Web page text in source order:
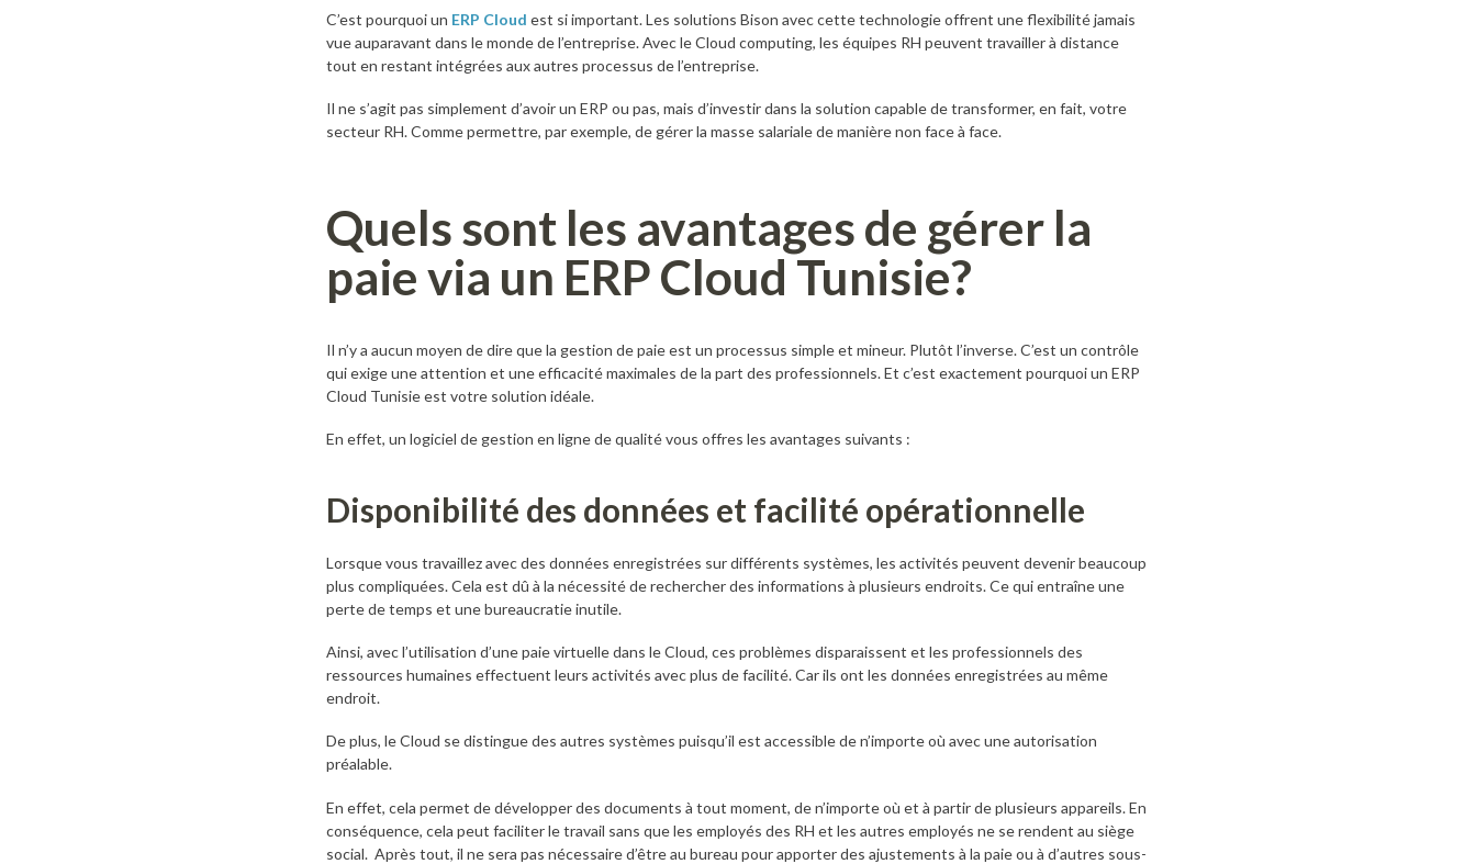
C’est pourquoi un ERP Cloud est si important. Les solutions Bison avec cette technologie offrent une flexibilité jamais
vue auparavant dans le monde de l’entreprise. Avec le Cloud computing, les équipes RH peuvent travailler à distance
tout en restant intégrées aux autres processus de l’entreprise.
Il ne s’agit pas simplement d’avoir un ERP ou pas, mais d’investir dans la solution capable de transformer, en fait, votre
secteur RH. Comme permettre, par exemple, de gérer la masse salariale de manière non face à face.
Quels sont les avantages de gérer la
paie via un ERP Cloud Tunisie?
Il n’y a aucun moyen de dire que la gestion de paie est un processus simple et mineur. Plutôt l’inverse. C’est un contrôle
qui exige une attention et une efficacité maximales de la part des professionnels. Et c’est exactement pourquoi un ERP
Cloud Tunisie est votre solution idéale.
En effet, un logiciel de gestion en ligne de qualité vous offres les avantages suivants :
Disponibilité des données et facilité opérationnelle
Lorsque vous travaillez avec des données enregistrées sur différents systèmes, les activités peuvent devenir beaucoup
plus compliquées. Cela est dû à la nécessité de rechercher des informations à plusieurs endroits. Ce qui entraîne une
perte de temps et une bureaucratie inutile.
Ainsi, avec l’utilisation d’une paie virtuelle dans le Cloud, ces problèmes disparaissent et les professionnels des
ressources humaines effectuent leurs activités avec plus de facilité. Car ils ont les données enregistrées au même
endroit.
De plus, le Cloud se distingue des autres systèmes puisqu’il est accessible de n’importe où avec une autorisation
préalable.
En effet, cela permet de développer des documents à tout moment, de n’importe où et à partir de plusieurs appareils. En
conséquence, cela peut faciliter le travail sans que les employés des RH et les autres employés ne se rendent au siège
social. Après tout, il ne sera pas nécessaire d’être au bureau pour apporter des ajustements à la paie ou à d’autres sous-